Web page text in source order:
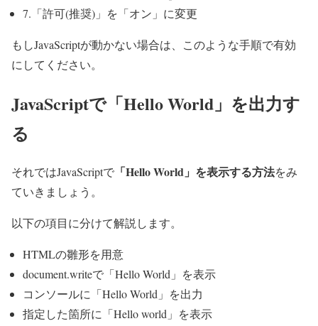
7.「許可(推奨)」を「オン」に変更
もしJavaScriptが動かない場合は、このような手順で有効
にしてください。
JavaScriptで「Hello World」を出力す
る
それではJavaScriptで 「Hello World」を表示する方法をみ
ていきましょう。
以下の項目に分けて解説します。
HTMLの雛形を用意
document.writeで「Hello World」を表示
コンソールに「Hello World」を出力
指定した箇所に「Hello world」を表示